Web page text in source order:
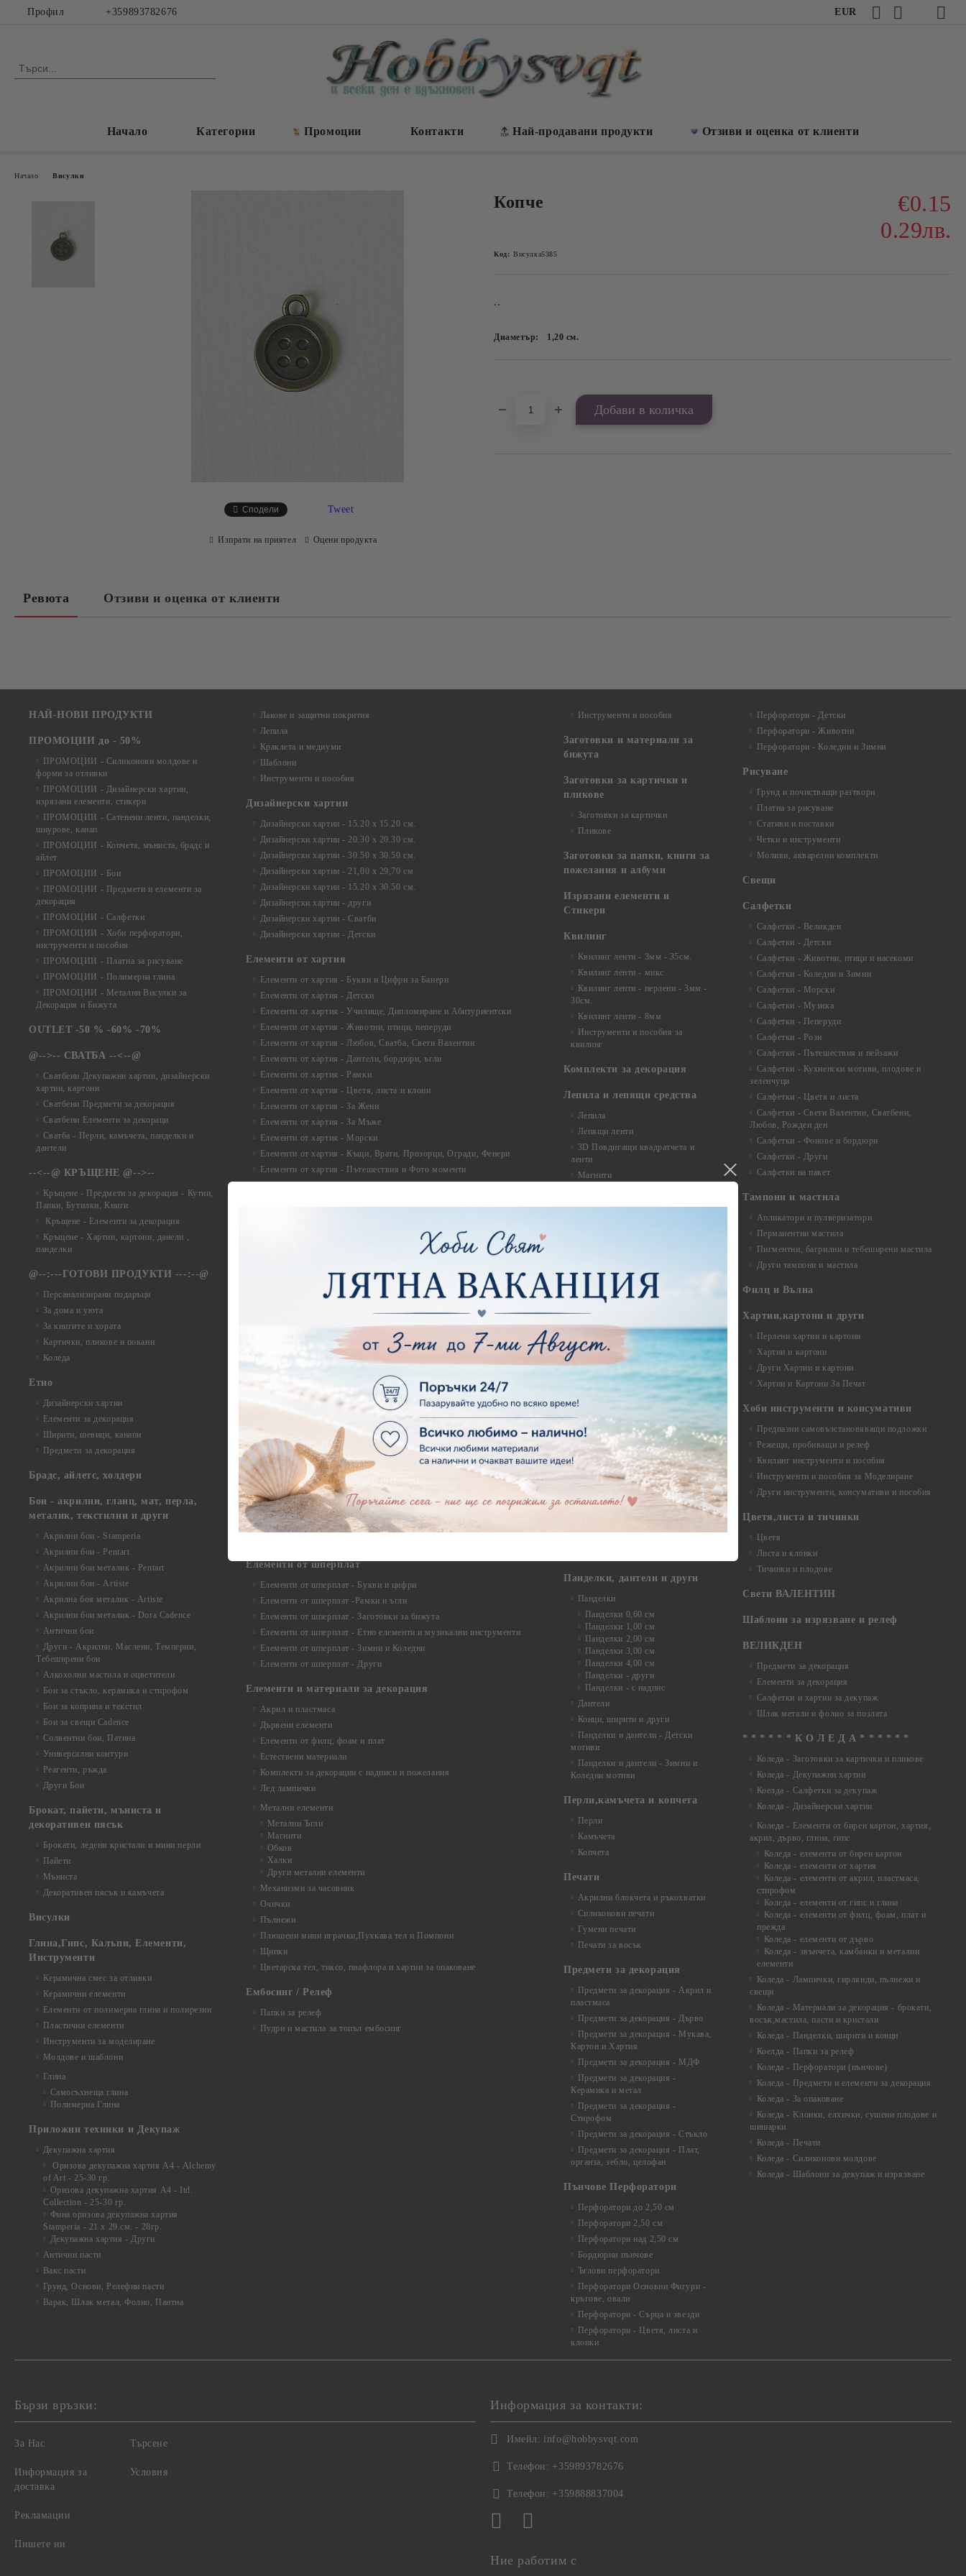
Профил +359893782676 EUR
Начало Категории Промоции Контакти Най-продавани продукти Отзиви и оценка от клиенти
Начало Висулки
Копче
€0.15
0.29лв.
Код: Висулка5385
..
Диаметър: 1,20 см.
Сподели Tweet
Изпрати на приятел Оцени продукта
Ревюта Отзиви и оценка от клиенти
НАЙ-НОВИ ПРОДУКТИ
ПРОМОЦИИ до - 50%
ПРОМОЦИИ - Силиконови молдове и
форми за отливки
ПРОМОЦИИ - Дизайнерски хартии,
изрязани елементи, стикери
ПРОМОЦИИ - Сатенени ленти, панделки,
шнурове, канап
ПРОМОЦИИ - Копчета, мъниста, брадс и
айлет
ПРОМОЦИИ - Бои
ПРОМОЦИИ - Предмети и елементи за
декорация
ПРОМОЦИИ - Салфетки
ПРОМОЦИИ - Хоби перфоратори,
инструменти и пособия
ПРОМОЦИИ - Платна за рисуване
ПРОМОЦИИ - Полимерна глина
ПРОМОЦИИ - Метални Висулки за
Декорация и Бижута
OUTLET -50 % -60% -70%
@-->-- СВАТБА --<--@
Сватбени Декупажни хартии, дизайнерски
хартии, картони
Сватбени Предмети за декорация
Сватбени Елементи за декораци
Сватба - Перли, камъчета, панделки и
дантели
--<--@ КРЪЩЕНЕ @-->--
Кръщене - Предмети за декорация - Кутии,
Папки, Бутилки, Книги
Кръщене - Елементи за декорация
Кръщене - Хартии, картони, данели ,
панделки
@--:---ГОТОВИ ПРОДУКТИ ---:--@
Персанализирани подаръци
За дома и уюта
За книгите и хората
Картички, пликове и покани
Коледа
Етно
Дизайнерски хартии
Елементи за декорация
Ширити, шевици, канапи
Предмети за декорация
Брадс, айлетс, холдери
Бои - акрилни, гланц, мат, перла,
металик, текстилни и други
Акрилни бои - Stamperia
Акрилни бои - Pentart
Акрилни бои металик - Pentart
Акрилни бои - Artiste
Акрилна боя металик - Artiste
Акрилни бои металик - Dora Cadence
Антични бои
Други - Акрилни, Маслени, Темперни,
Тебеширени бои
Алкохолни мастила и оцветители
Бои за стъкло, керамика и стирофом
Бои за коприна и текстил
Бои за свещи Cadence
Солвентни бои, Патина
Универсални контури
Реагенти, ръжда
Други Бои
Брокат, пайети, мъниста и
декоративен пясък
Брокати, ледени кристали и мини перли
Пайети
Мъниста
Декоративен пясък и камъчета
Висулки
Глина,Гипс, Калъпи, Елементи,
Инструменти
Керамична смес за отливки
Керамични елементи
Елементи от полимерна глина и полирезин
Пластични елементи
Инструменти за моделиране
Молдове и шаблони
Глина
Самосъхнеща глина
Полимерна Глина
Приложни техники и Декупаж
Декупажна хартия
Оризова декупажна хартия А4 - Alchemy
of Art - 25-30 гр.
Оризова декупажна хартия А4 - Itd.
Collection - 25-30 гр.
Фина оризова декупажна хартия
Stamperia - 21 х 29.см. - 28гр.
Декупажна хартия - Други
Антични пасти
Вакс пасти
Грунд, Основи, Релефни пасти
Варак, Шлак метал, Фолио, Пантна
Лакове и защитни покрития
Лепила
Краклета и медиуми
Шаблони
Инструменти и пособия
Дизайнерски хартии
Дизайнерски хартии - 15.20 х 15.20 см.
Дизайнерски хартии - 20.30 х 20.30 см.
Дизайнерски хартии - 30.50 х 30.50 см.
Дизайнерски хартии - 21,00 х 29,70 см
Дизайнерски хартии - 15.20 x 30.50 см.
Дизайнерски хартии - други
Дизайнерски хартии - Сватби
Дизайнерски хартии - Детски
Елементи от хартия
Елементи от хартия - Букви и Цифри за Банери
Елементи от хартия - Детски
Елементи от хартия - Училище, Дипломиране и Абитуриентски
Елементи от хартия - Животни, птици, пеперуди
Елементи от хартия - Любов, Сватба, Свети Валентин
Елементи от хартия - Дантели, бордюри, ъгли
Елементи от хартия - Рамки
Елементи от хартия - Цветя, листа и клони
Елементи от хартия - За Жени
Елементи от хартия - За Мъже
Елементи от хартия - Морски
Елементи от хартия - Къщи, Врати, Прозорци, Огради, Фенери
Елементи от хартия - Пътешествия и Фото моменти
Елементи от хартия - Готови композиции
Елементи от бирен картон
Елементи от бирен картон - Надписи на български
Елементи от бирен картон - Ъгли и орнаменти
Елементи от бирен картон - Сватба
Елементи от бирен картон - Училище, Дипломиране и Завършване
Елементи от бирен картон - Бебшки и Детски елементи
Елементи от бирен картон - Цветя и Животни
Елементи от бирен картон - Стиймпънк и Мъжки елементи
Елементи от бирен картон - Пътешестия - море, планина ,транспорт
Елементи от бирен картон - Други
Елементи от бирен картон - За миниатюри, дълбоки рамки, бебешки
съкровища и екслоадиращи кутии
Елементи от бирен картон - Коледа и Зима
Елементи от бирен картон - Тематични комплекти
Елементи от бирен картон - Шейкър заготовки от бирен картон за
Елементи от шперплат
Елементи от шперплат - Букви и цифри
Елементи от шперплат -Рамки и ъгли
Елементи от шперплат - Заготовки за бижута
Елементи от шперплат - Етно елементи и музикални инструменти
Елементи от шперплат - Зимни и Коледни
Елементи от шперплат - Други
Елементи и материали за декорация
Акрил и пластмаса
Дървени елементи
Елементи от филц, фоам и плат
Естествени материали
Комплекти за декорации с надписи и пожелания
Лед лампички
Метални елементи
Метални Ъгли
Магнити
Обков
Халки
Други метални елементи
Механизми за часовник
Очички
Пълнежи
Плюшени мини играчки,Пухкава тел и Помпони
Щипки
Цветарска тел, тиксо, пиафлора и хартии за опаковане
Ембосинг / Релеф
Папки за релеф
Пудри и мастила за топъл ембосинг
Инструменти и пособия
Заготовки и материали за
бижута
Заготовки за картички и
пликове
Заготовки за картички
Пликове
Заготовки за папки, книги за
пожелания и албуми
Изрязани елементи и
Стикери
Квилинг
Квилинг ленти - 3мм - 35см.
Квилинг ленти - микс
Квилинг ленти - перлени - 3мм -
30см.
Квилинг ленти - 8мм
Инструменти и пособия за
квилинг
Комплекти за декорация
Лепила и лепящи средства
Лепила
Лепящи ленти
3D Повдигащи квадратчета и
ленти
Магнити
Силикон
Макраме Основи - 7,00 - 15,00 см
Макраме Основи - над 15,00 см
Макраме - Други материали
Опаковки
Мебелен обков и аксесоари
Закачалки
Крака за мебели
Други аксесоари, материали и
инструменти
Моливи, маркери, химикали,
пастели и восъци
Восъци
Панделки, дантели и други
Панделки
Панделки 0,60 см
Панделки 1,00 см
Панделки 2,00 см
Панделки 3,00 см
Панделки 4,00 см
Панделки - други
Панделки - с надпис
Дантели
Конци, ширити и други
Панделки и дантели - Детски
мотиви
Панделки и дантели - Зимни и
Коледни мотиви
Перли,камъчета и копчета
Перли
Камъчета
Копчета
Печати
Акрилни блокчета и ръкохватки
Силиконови печати
Гумени печати
Печати за восък
Предмети за декорация
Предмети за декорация - Акрил и
пластмаса
Предмети за декорация - Дърво
Предмети за декорация - Мукава,
Картон и Хартия
Предмети за декорация - МДФ
Предмети за декорация -
Керамика и метал
Предмети за декорация -
Стирофом
Предмети за декорация - Стъкло
Предмети за декорация - Плат,
органза, зебло, целофан
Пънчове Перфоратори
Перфоратори до 2,50 см
Перфоратори 2,50 см
Перфоратори над 2,50 см
Бордюрни пънчове
Ъглови перфоратори
Перфоратори Основни Фигури -
кръгове, овали
Перфоратори - Сърца и звезди
Перфоратори - Цветя, листа и
клонки
Перфоратори - Детски
Перфоратори - Животни
Перфоратори - Коледни и Зимни
Рисуване
Грунд и почистващи разтвори
Платна за рисуване
Стативи и поставки
Четки и инструменти
Моливи, акварелни комплекти
Свещи
Салфетки
Салфетки - Великден
Салфетки - Детски
Салфетки - Животни, птици и насекоми
Салфетки - Коледни и Зимни
Салфетки - Морски
Салфетки - Музика
Салфетки - Пеперуди
Салфетки - Рози
Салфетки - Пътешествия и пейзажи
Салфетки - Кухненски мотиви, плодове и
зеленчуци
Салфетки - Цветя и листа
Салфетки - Свети Валентин, Сватбени,
Любов, Рожден ден
Салфетки - Фонове и бордюри
Салфетки - Други
Салфетки на пакет
Тампони и мастила
Апликатори и пулверизатори
Перманентни мастила
Пигментни, багрилни и тебеширени мастила
Други тампони и мастила
Филц и Вълна
Хартии,картони и други
Перлени хартии и картони
Хартии и картони
Други Хартии и картони
Хартии и Картони За Печат
Хоби инструменти и консумативи
Предпазни самовъзстановяващи подложки
Режещи, пробиващи и релеф
Квилинг инструменти и пособия
Инструменти и пособия за Моделиране
Други инструменти, консумативи и пособия
Цветя,листа и тичинки
Цветя
Листа и клонки
Тичинки и плодове
Свети ВАЛЕНТИН
Шаблони за изрязване и релеф
ВЕЛИКДЕН
Предмети за декорация
Елементи за декорация
Салфетки и хартии за декупаж
Шлак метали и фолио за позлата
* * * * * * К О Л Е Д А * * * * * *
Коледа - Заготовки за картички и пликове
Коледа - Декупажни хартии
Коелда - Салфетки за декупаж
Коледа - Дизайнерски хартии
Коледа - Eлементи от бирен картон, хартия,
акрил, дърво, глина, гипс
Коледа - елементи от бирен картон
Коледа - елементи от хартия
Коледа - елементи от акрил, пластмаса,
стирофом
Коледа - елементи от гипс и глина
Коледа - елементи от филц, фоам, плат и
прежда
Коледа - елементи от дърво
Коледа - звънчета, камбанки и метални
елементи
Коледа - Лампички, гирлянди, пълнежи и
свещи
Коледа - Материали за декорация - брокати,
восък,мастила, пасти и кристали
Коледа - Панделки, ширити и конци
Коелда - Папки за релеф
Коледа - Перфоратори (пънчове)
Коледа - Предмети и елементи за декорация
Коледа - За опаковане
Коледа - Kлонки, елхички, сушени плодове и
шишарки
Коледа - Печати
Коледа - Силиконови молдове
Коледа - Шаблони за декупаж и изрязване
Бързи връзки:
За Нас
Информация за
доставка
Рекламации
Пишете ни
Търсене
Условия
Информация за контакти:
Имейл: info@hobbysvqt.com
Телефон: +359893782676
Телефон: +359888837004
Ние работим с